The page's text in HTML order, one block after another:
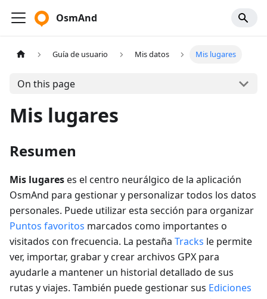
OsmAnd
Guía de usuario Mis datos Mis lugares
On this page
Mis lugares
Resumen
Mis lugareses el centro neurálgico de la aplicación
OsmAnd para gestionar y personalizar todos los datos
personales. Puede utilizar esta sección para organizar
Puntos favoritos marcados como importantes o
visitados con frecuencia. La pestaña Tracks le permite
ver, importar, grabar y crear archivos GPX para
ayudarle a mantener un historial detallado de sus
rutas y viajes. También puede gestionar sus Ediciones